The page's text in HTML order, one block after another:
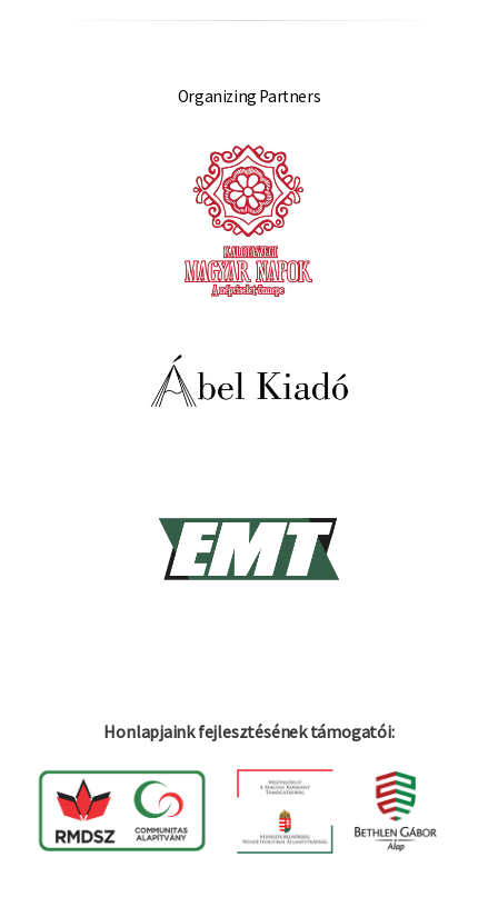
Organizing Partners
Honlapjaink fejlesztésének támogatói: